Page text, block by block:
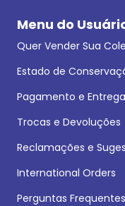
Menu do
Quer Vender Sua
Estado de
Pagamento e Entrega
Trocas e Devoluções
Reclamações e
International Orders
Perguntas Frequentes